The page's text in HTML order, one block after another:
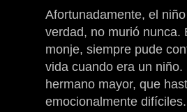
Afortunadamente, el
verdad, no murió nunca.
monje, siempre pude
vida cuando era un
hermano mayor, que
emocionalmente